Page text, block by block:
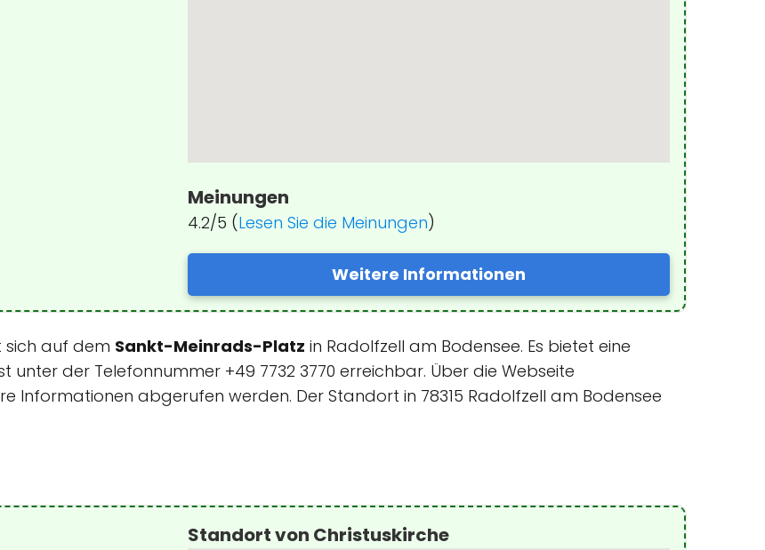
Meinungen
4.2/5 (Lesen Sie die Meinungen)
Weitere Informationen
sich auf dem Sankt-Meinrads-Platz in Radolfzell am Bodensee. Es bietet eine
unter der Telefonnummer +49 7732 3770 erreichbar. Über die Webseite
Informationen abgerufen werden. Der Standort in 78315 Radolfzell am Bodensee
Standort von Christuskirche